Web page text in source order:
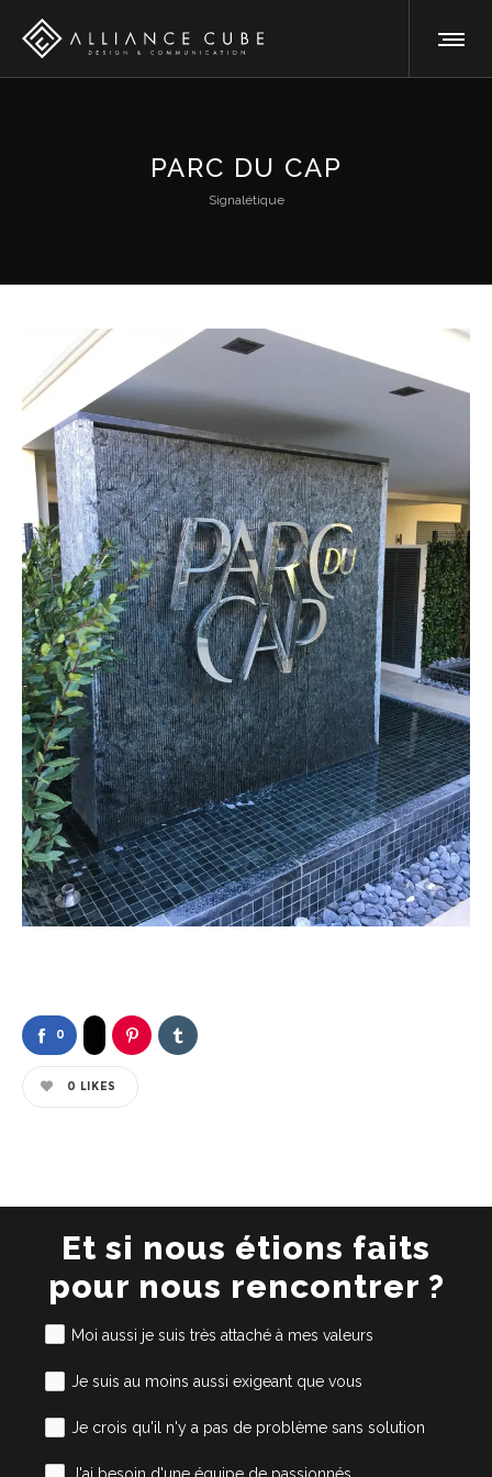
PARC DU CAP
Signalétique
0
0 LIKES
Et si nous étions faits
pour nous rencontrer ?
Moi aussi je suis très attaché à mes valeurs
Je suis au moins aussi exigeant que vous
Je crois qu'il n'y a pas de problème sans solution
J'ai besoin d'une équipe de passionnés